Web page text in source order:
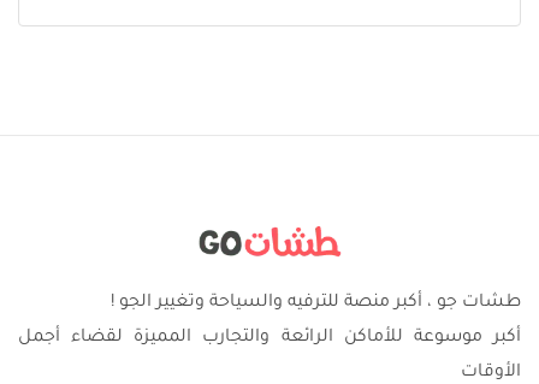
طشات جو ، أكبر منصة للترفيه والسياحة وتغيير الجو !
أكبر موسوعة للأماكن الرائعة والتجارب المميزة لقضاء أجمل
الأوقات